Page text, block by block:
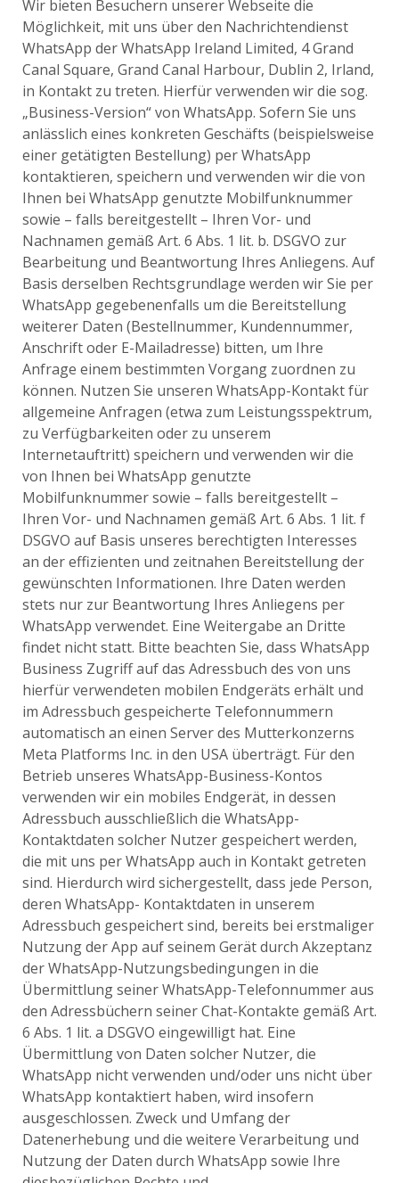
Wir bieten Besuchern unserer Webseite die
Möglichkeit, mit uns über den Nachrichtendienst
WhatsApp der WhatsApp Ireland Limited, 4 Grand
Canal Square, Grand Canal Harbour, Dublin 2, Irland,
in Kontakt zu treten. Hierfür verwenden wir die sog.
„Business-Version“ von WhatsApp. Sofern Sie uns
anlässlich eines konkreten Geschäfts (beispielsweise
einer getätigten Bestellung) per WhatsApp
kontaktieren, speichern und verwenden wir die von
Ihnen bei WhatsApp genutzte Mobilfunknummer
sowie – falls bereitgestellt – Ihren Vor- und
Nachnamen gemäß Art. 6 Abs. 1 lit. b. DSGVO zur
Bearbeitung und Beantwortung Ihres Anliegens. Auf
Basis derselben Rechtsgrundlage werden wir Sie per
WhatsApp gegebenenfalls um die Bereitstellung
weiterer Daten (Bestellnummer, Kundennummer,
Anschrift oder E-Mailadresse) bitten, um Ihre
Anfrage einem bestimmten Vorgang zuordnen zu
können. Nutzen Sie unseren WhatsApp-Kontakt für
allgemeine Anfragen (etwa zum Leistungsspektrum,
zu Verfügbarkeiten oder zu unserem
Internetauftritt) speichern und verwenden wir die
von Ihnen bei WhatsApp genutzte
Mobilfunknummer sowie – falls bereitgestellt –
Ihren Vor- und Nachnamen gemäß Art. 6 Abs. 1 lit. f
DSGVO auf Basis unseres berechtigten Interesses
an der effizienten und zeitnahen Bereitstellung der
gewünschten Informationen. Ihre Daten werden
stets nur zur Beantwortung Ihres Anliegens per
WhatsApp verwendet. Eine Weitergabe an Dritte
findet nicht statt. Bitte beachten Sie, dass WhatsApp
Business Zugriff auf das Adressbuch des von uns
hierfür verwendeten mobilen Endgeräts erhält und
im Adressbuch gespeicherte Telefonnummern
automatisch an einen Server des Mutterkonzerns
Meta Platforms Inc. in den USA überträgt. Für den
Betrieb unseres WhatsApp-Business-Kontos
verwenden wir ein mobiles Endgerät, in dessen
Adressbuch ausschließlich die WhatsApp-
Kontaktdaten solcher Nutzer gespeichert werden,
die mit uns per WhatsApp auch in Kontakt getreten
sind. Hierdurch wird sichergestellt, dass jede Person,
deren WhatsApp- Kontaktdaten in unserem
Adressbuch gespeichert sind, bereits bei erstmaliger
Nutzung der App auf seinem Gerät durch Akzeptanz
der WhatsApp-Nutzungsbedingungen in die
Übermittlung seiner WhatsApp-Telefonnummer aus
den Adressbüchern seiner Chat-Kontakte gemäß Art.
6 Abs. 1 lit. a DSGVO eingewilligt hat. Eine
Übermittlung von Daten solcher Nutzer, die
WhatsApp nicht verwenden und/oder uns nicht über
WhatsApp kontaktiert haben, wird insofern
ausgeschlossen. Zweck und Umfang der
Datenerhebung und die weitere Verarbeitung und
Nutzung der Daten durch WhatsApp sowie Ihre